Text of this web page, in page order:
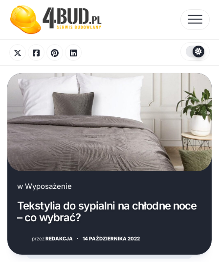
content
w Wyposażenie
Tekstylia do sypialni na chłodne noce
– co wybrać?
przezREDAKCJA · 14 PAŹDZIERNIKA 2022